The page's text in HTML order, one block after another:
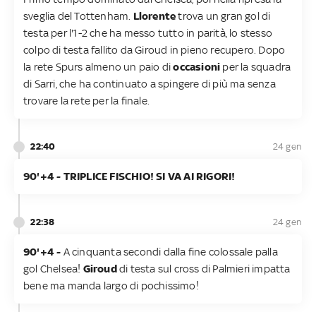
sveglia del Tottenham. Llorentetrova un gran gol di
testa per l'1-2 che ha messo tutto in parità, lo stesso
colpo di testa fallito da Giroud in pieno recupero. Dopo
la rete Spurs almeno un paio dioccasioni per la squadra
di Sarri, che ha continuato a spingere di più ma senza
trovare la rete per la finale.
22:40 24 gen
90'+4 - TRIPLICE FISCHIO! SI VA AI RIGORI!
22:38 24 gen
90'+4 - A cinquanta secondi dalla fine colossale palla
gol Chelsea! Girouddi testa sul cross di Palmieri impatta
bene ma manda largo di pochissimo!